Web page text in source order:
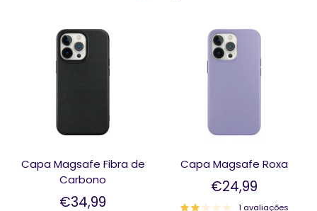
Capa Magsafe Fibra de
Carbono
€34,99
Capa Magsafe Roxa
€24,99
1 avaliações